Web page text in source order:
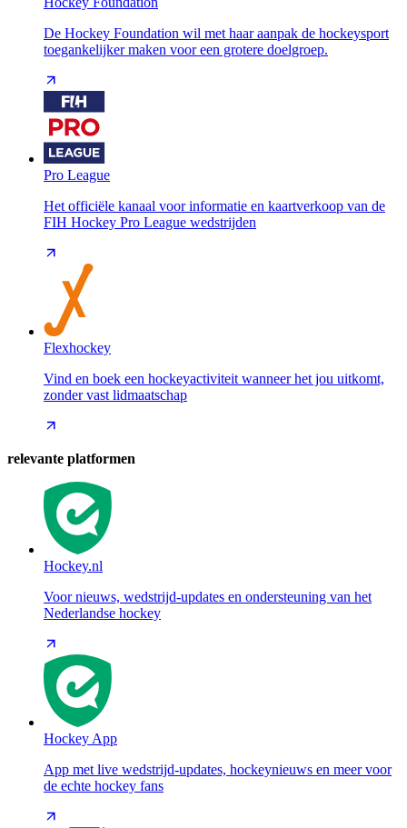
De Hockey Foundation wil met haar aanpak de hockeysport
toegankelijker maken voor een grotere doelgroep.
Pro League
Het officiële kanaal voor informatie en kaartverkoop van de
FIH Hockey Pro League wedstrijden
Flexhockey
Vind en boek een hockeyactiviteit wanneer het jou uitkomt,
zonder vast lidmaatschap
relevante platformen
Hockey.nl
Voor nieuws, wedstrijd-updates en ondersteuning van het
Nederlandse hockey
Hockey App
App met live wedstrijd-updates, hockeynieuws en meer voor
de echte hockey fans